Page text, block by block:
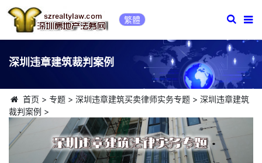
繁體
深圳违章建筑裁判案例
首页 > 专题> 深圳违章建筑买卖律师实务专题> 深圳违章建筑
裁判案例 >